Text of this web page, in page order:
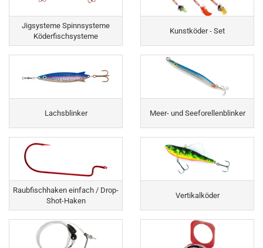
Jigsysteme Spinnsysteme
Köderfischsysteme
Kunstköder - Set
Lachsblinker Meer- und Seeforellenblinker
Raubfischhaken einfach / Drop-
Shot-Haken
Vertikalköder